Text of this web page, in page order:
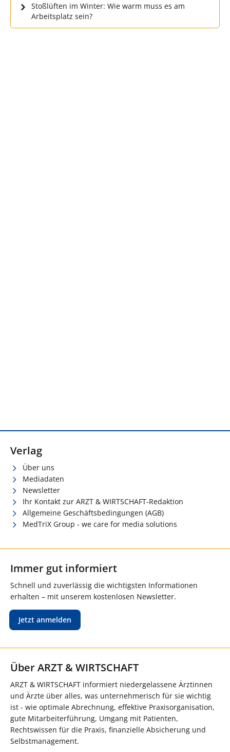
Stoßlüften im Winter: Wie warm muss es am
Arbeitsplatz sein?
Verlag
Über uns
Mediadaten
Newsletter
Ihr Kontakt zur ARZT & WIRTSCHAFT-Redaktion
Allgemeine Geschäftsbedingungen (AGB)
MedTriX Group - we care for media solutions
Immer gut informiert
Schnell und zuverlässig die wichtigsten Informationen
erhalten – mit unserem kostenlosen Newsletter.
Jetzt anmelden
Über ARZT & WIRTSCHAFT
ARZT & WIRTSCHAFT informiert niedergelassene Ärztinnen
und Ärzte über alles, was unternehmerisch für sie wichtig
ist - wie optimale Abrechnung, effektive Praxisorganisation,
gute Mitarbeiterführung, Umgang mit Patienten,
Rechtswissen für die Praxis, finanzielle Absicherung und
Selbstmanagement.